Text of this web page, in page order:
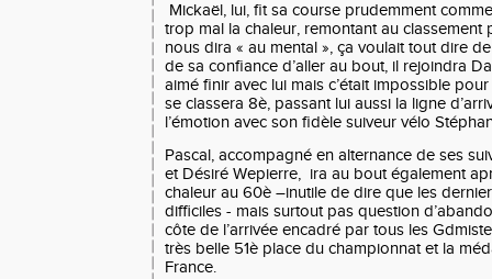
Mickaël, lui, fit sa course prudemment
trop mal la chaleur, remontant au classement
nous dira « au mental », ça voulait tout dire
de sa confiance d’aller au bout, il rejoindra
aimé finir avec lui mais c’était impossible
se classera 8è, passant lui aussi la ligne
l’émotion avec son fidèle suiveur vélo
Pascal, accompagné en alternance de ses
et Désiré Wepierre, ira au bout également
chaleur au 60è –inutile de dire que les
difficiles - mais surtout pas question
côte de l’arrivée encadré par tous les
très belle 51è place du championnat et la
France.